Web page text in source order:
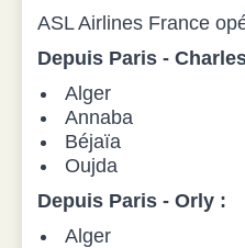
ASL Airlines France
Depuis Paris -
Alger
Annaba
Béjaïa
Oujda
Depuis Paris - Orly :
Alger